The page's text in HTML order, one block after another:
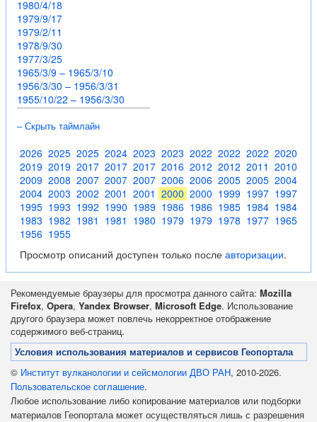
1980/4/18
1979/9/17
1979/2/11
1978/9/30
1977/3/25
1965/3/9 – 1965/3/10
1956/3/30 – 1956/3/31
1955/10/22 – 1956/3/30
– Скрыть таймлайн
2026 2025 2025 2024 2023 2023 2022 2022 2022 2020
2019 2019 2017 2017 2017 2016 2012 2012 2011 2010
2009 2008 2007 2007 2007 2006 2006 2005 2005 2004
2004 2003 2002 2001 2001 2000 2000 1999 1997 1997
1995 1993 1992 1990 1989 1986 1986 1985 1984 1984
1983 1982 1981 1981 1980 1979 1979 1978 1977 1965
1956 1955
Просмотр описаний доступен только после авторизации.
Рекомендуемые браузеры для просмотра данного сайта: Mozilla
Firefox, Opera, Yandex Browser, Microsoft Edge. Использование
другого браузера может повлечь некорректное отображение
содержимого веб-страниц.
Условия использования материалов и сервисов Геопортала
© Институт вулканологии и сейсмологии ДВО РАН, 2010-2026.
Пользовательское соглашение.
Любое использование либо копирование материалов или подборки
материалов Геопортала может осуществляться лишь с разрешения